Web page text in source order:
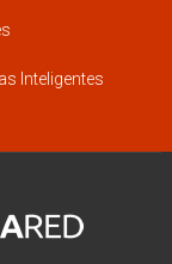
Inteligentes